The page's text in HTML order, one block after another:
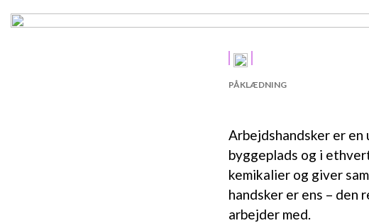
PÅKLÆDNING
Arbejdshandsker er
byggeplads og i
kemikalier og giver
handsker er ens –
arbejder med.